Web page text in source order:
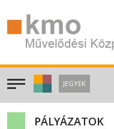
JEGYEK
PÁLYÁZATOK